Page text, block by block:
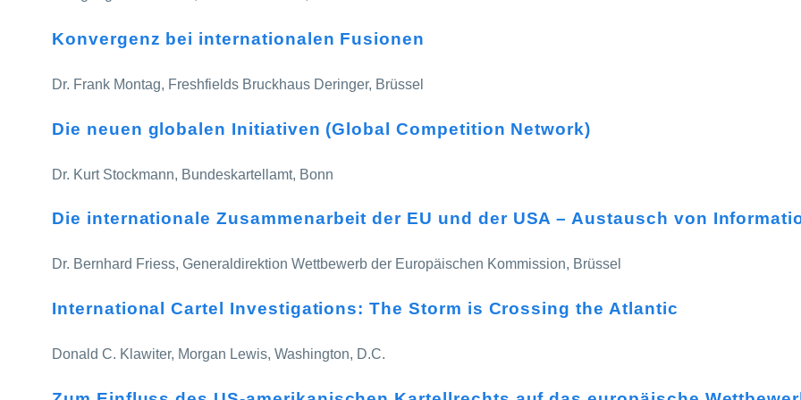
Konvergenz bei internationalen Fusionen
Dr. Frank Montag, Freshfields Bruckhaus Deringer, Brüssel
Die neuen globalen Initiativen (Global Competition Network)
Dr. Kurt Stockmann, Bundeskartellamt, Bonn
Die internationale Zusammenarbeit der EU und der USA – Austausch von
Dr. Bernhard Friess, Generaldirektion Wettbewerb der Europäischen Kommission, Brüssel
International Cartel Investigations: The Storm is Crossing the Atlantic
Donald C. Klawiter, Morgan Lewis, Washington, D.C.